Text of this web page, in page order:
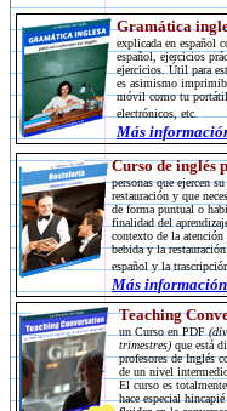
Gramática
explicada en español
español, ejercicios
ejercicios. Útil para
es asimismo
móvil como tu
electrónicos, etc.
Más
Curso de inglés
personas que ejercen
restauración y que
de forma puntual o
finalidad del
contexto de la
bebida y la
español y la
Más información
Teaching
un Curso en PDF
trimestres) que está
profesores de Inglés
de un nivel
El curso es
hace especial